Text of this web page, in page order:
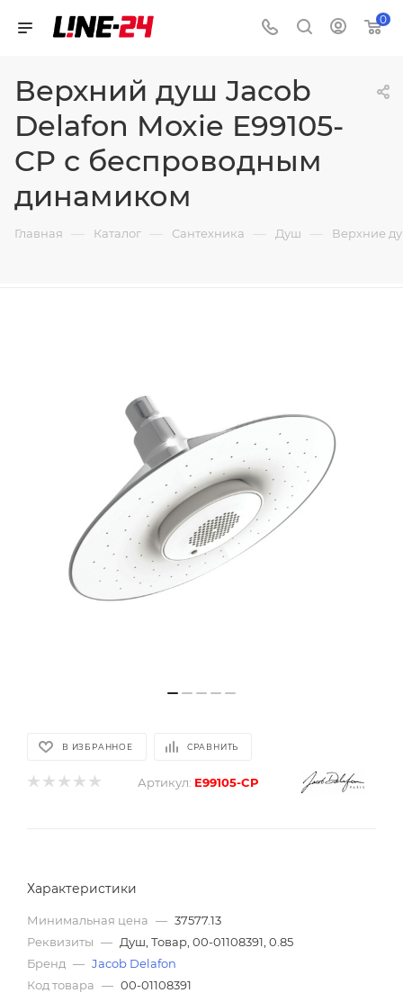
0
Верхний душ Jacob
Delafon Moxie E99105-
CP с беспроводным
динамиком
Главная — Каталог — Сантехника — Душ — Верхние
В ИЗБРАННОЕ СРАВНИТЬ
Артикул: E99105-CP
Характеристики
Минимальная цена — 37577.13
Реквизиты — Душ, Товар, 00-01108391, 0.85
Бренд — Jacob Delafon
Код товара — 00-01108391